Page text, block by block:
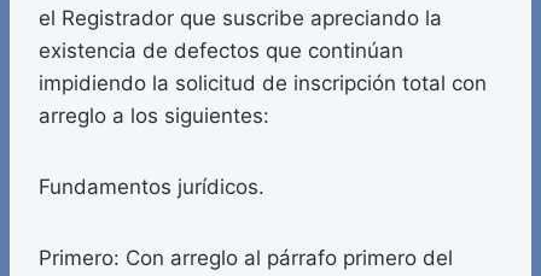
el Registrador que suscribe apreciando la
existencia de defectos que continúan
impidiendo la solicitud de inscripción total con
arreglo a los siguientes:
Fundamentos jurídicos.
Primero: Con arreglo al párrafo primero del